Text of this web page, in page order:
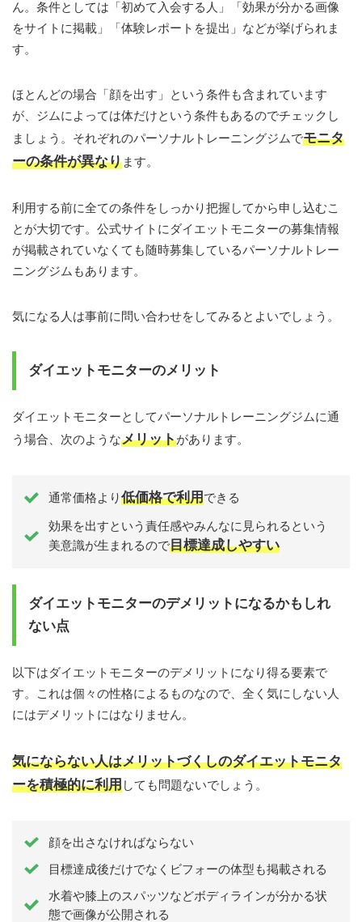
ん。条件としては「初めて入会する人」「効果が分かる画像
をサイトに掲載」「体験レポートを提出」などが挙げられま
す。
ほとんどの場合「顔を出す」という条件も含まれています
が、ジムによっては体だけという条件もあるのでチェックし
ましょう。それぞれのパーソナルトレーニングジムでモニタ
ーの条件が異なります。
利用する前に全ての条件をしっかり把握してから申し込むこ
とが大切です。公式サイトにダイエットモニターの募集情報
が掲載されていなくても随時募集しているパーソナルトレー
ニングジムもあります。
気になる人は事前に問い合わせをしてみるとよいでしょう。
ダイエットモニターのメリット
ダイエットモニターとしてパーソナルトレーニングジムに通
う場合、次のようなメリットがあります。
通常価格より低価格で利用できる
効果を出すという責任感やみんなに見られるという
美意識が生まれるので目標達成しやすい
ダイエットモニターのデメリットになるかもしれ
ない点
以下はダイエットモニターのデメリットになり得る要素で
す。これは個々の性格によるものなので、全く気にしない人
にはデメリットにはなりません。
気にならない人はメリットづくしのダイエットモニタ
ーを積極的に利用しても問題ないでしょう。
顔を出さなければならない
目標達成後だけでなくビフォーの体型も掲載される
水着や膝上のスパッツなどボディラインが分かる状
態で画像が公開される